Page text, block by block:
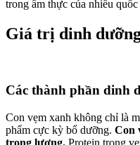
trong ẩm thực của nhiều
Giá trị dinh
Các thành phần dinh
Con vẹm xanh không chỉ là
phẩm cực kỳ bổ dưỡng. Con
trọng lượng. Protein trong